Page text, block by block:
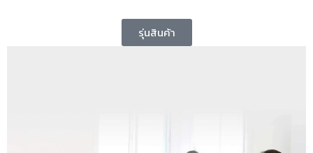
รุ่นสินค้า